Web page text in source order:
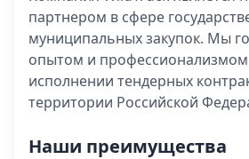
партнером в сфере
муниципальных закупок. Мы
опытом и профессионализмом
исполнении тендерных
территории Российской
Наши преимущества